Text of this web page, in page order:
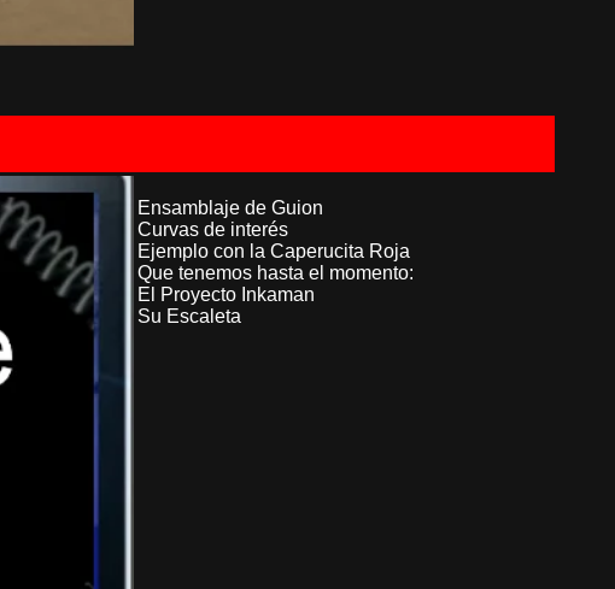
Ensamblaje de Guion
Curvas de interés
Ejemplo con la Caperucita Roja
Que tenemos hasta el momento:
El Proyecto Inkaman
Su Escaleta